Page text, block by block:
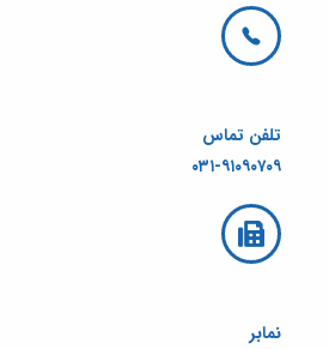
تلفن تماس
۰۳۱-۹۱۰۹۰۷۰۹
نمابر